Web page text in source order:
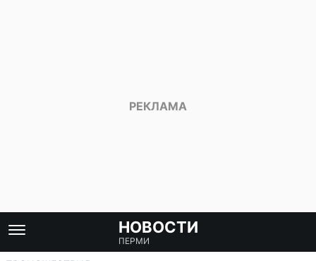
НОВОСТИ
ПЕРМИ